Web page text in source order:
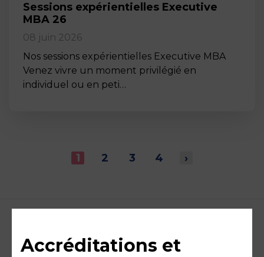
Sessions expérientielles Executive
MBA 26
08 juin 2026
Nos sessions expérientielles Executive MBA
Venez vivre un moment privilégié en
individuel ou en peti…
1 2 3 4 ›
Accréditations et